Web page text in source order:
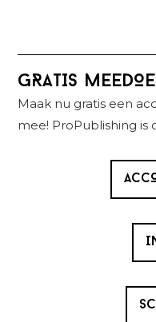
Primaire
Sidebar
GRATIS
Maak nu gratis een
mee! ProPublishing is